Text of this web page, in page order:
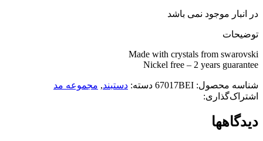
در انبار موجود نمی باشد
توضیحات
Made with crystals from swarovski
Nickel free – 2 years guarantee
شناسه محصول: 67017BEI دسته: دستبند, مجموعه مد
اشتراک‌گذاری:
دیدگاهها